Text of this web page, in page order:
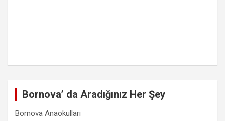
Bornova’ da Aradığınız Her Şey
Bornova Anaokulları